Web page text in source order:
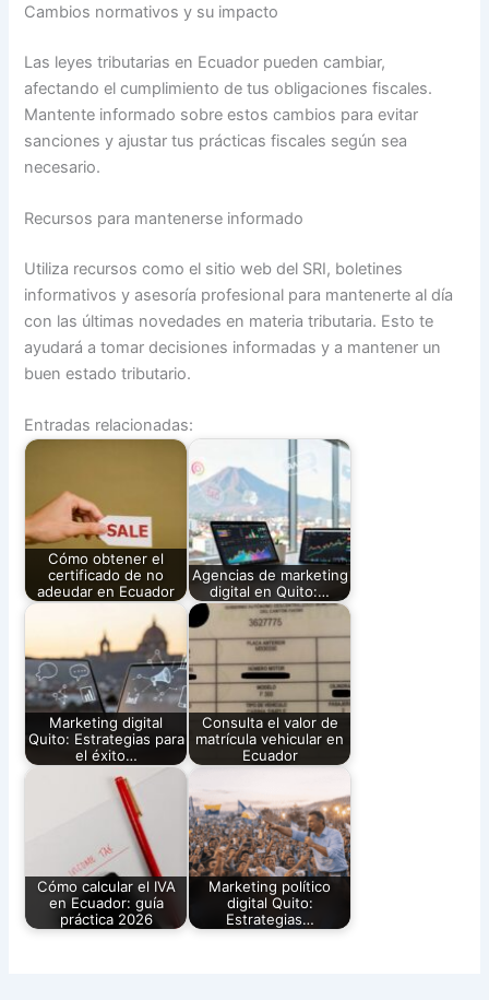
Cambios normativos y su impacto
Las leyes tributarias en Ecuador pueden cambiar,
afectando el cumplimiento de tus obligaciones fiscales.
Mantente informado sobre estos cambios para evitar
sanciones y ajustar tus prácticas fiscales según sea
necesario.
Recursos para mantenerse informado
Utiliza recursos como el sitio web del SRI, boletines
informativos y asesoría profesional para mantenerte al día
con las últimas novedades en materia tributaria. Esto te
ayudará a tomar decisiones informadas y a mantener un
buen estado tributario.
Entradas relacionadas:
Cómo obtener el
certificado de no
adeudar en Ecuador
Agencias de marketing
digital en Quito:…
Marketing digital
Quito: Estrategias para
el éxito…
Consulta el valor de
matrícula vehicular en
Ecuador
Cómo calcular el IVA
en Ecuador: guía
práctica 2026
Marketing político
digital Quito:
Estrategias…